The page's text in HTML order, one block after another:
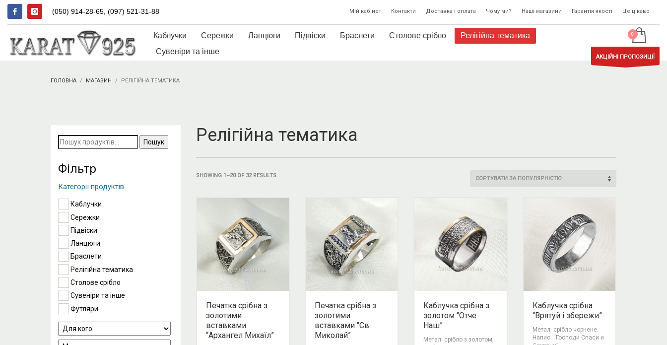
(050) 914-28-65, (097) 521-31-88 Мій кабінет Контакти Доставка і оплата Чому ми? Наші магазини Гарантія якості Це цікаво
Каблучки Сережки Ланцюги Підвіски Браслети Столове срібло
Релігійна тематика
Сувеніри та інше
АКЦІЙНІ ПРОПОЗИЦІЇ
ГОЛОВНА МАГАЗИН РЕЛІГІЙНА ТЕМАТИКА
Релігійна тематика
SHOWING 1–20 OF 32 RESULTS
Печатка срібна з
золотими
вставками
“Архангел Михаїл”
Печатка срібна з
золотими
вставками “Св.
Миколай”
Каблучка срібна з
золотом “Отче
Наш”
Метал: срібло з золотом,
Каблучка срібна
“Врятуй і збережи”
Метал: срібло чорнене.
Напис: “Господи Спаси и
Пошук
за
запитом:
Фільтр
Категорії продуктів
Каблучки
Сережки
Підвіски
Ланцюги
Браслети
Релігійна тематика
Столове срібло
Сувеніри та інше
Футляри